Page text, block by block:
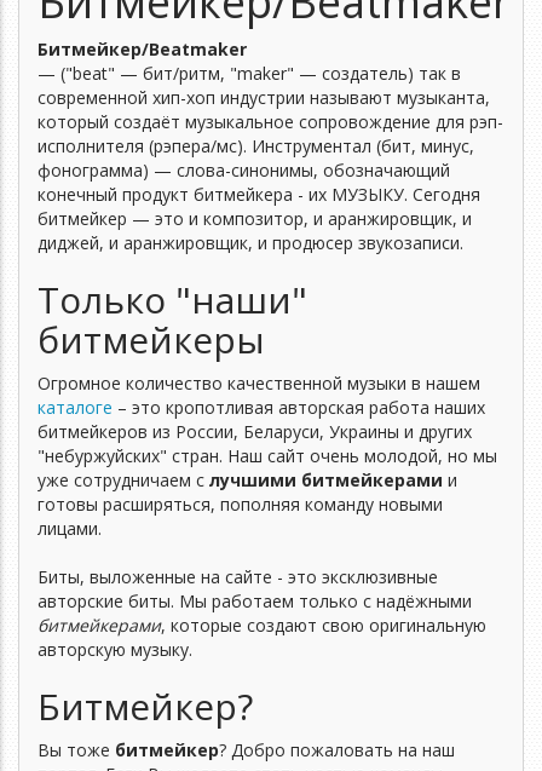
Битмейкер/Beatmaker
— ("beat" — бит/ритм, "maker" — создатель) так в
современной хип-хоп индустрии называют музыканта,
который создаёт музыкальное сопровождение для рэп-
исполнителя (рэпера/мс). Инструментал (бит, минус,
фонограмма) — слова-синонимы, обозначающий
конечный продукт битмейкера - их МУЗЫКУ. Сегодня
битмейкер — это и композитор, и аранжировщик, и
диджей, и аранжировщик, и продюсер звукозаписи.
Только "наши"
битмейкеры
Огромное количество качественной музыки в нашем
каталоге – это кропотливая авторская работа наших
битмейкеров из России, Беларуси, Украины и других
"небуржуйских" стран. Наш сайт очень молодой, но мы
уже сотрудничаем с лучшими битмейкерами и
готовы расширяться, пополняя команду новыми
лицами.
Биты, выложенные на сайте - это эксклюзивные
авторские биты. Мы работаем только с надёжными
битмейкерами, которые создают свою оригинальную
авторскую музыку.
Битмейкер?
Вы тоже битмейкер? Добро пожаловать на наш